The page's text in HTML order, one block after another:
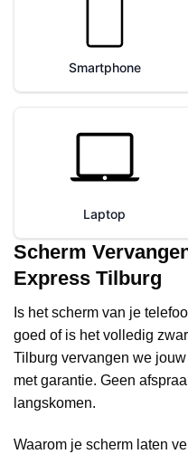
Scherm
Express Tilburg
Is het scherm van je
goed of is het volledig
Tilburg vervangen we
met garantie. Geen
langskomen.
Waarom je scherm laten